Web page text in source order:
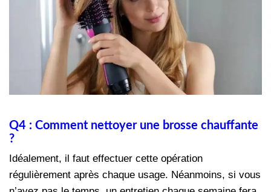
Q4 : Comment nettoyer une brosse chauffante
?
Idéalement, il faut effectuer cette opération
régulièrement après chaque usage. Néanmoins, si vous